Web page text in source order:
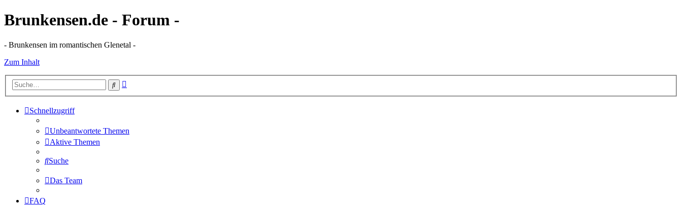
Brunkensen.de - Forum -
- Brunkensen im romantischen Glenetal -
Zum Inhalt
Suche
Schnellzugriff
Unbeantwortete Themen
Aktive Themen
Suche
Das Team
FAQ